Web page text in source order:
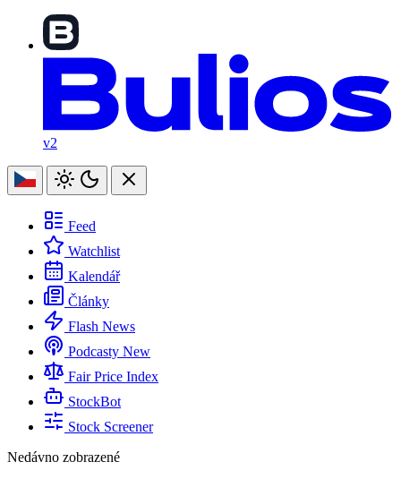
v2
Feed
Watchlist
Kalendář
Články
Flash News
Podcasty New
Fair Price Index
StockBot
Stock Screener
Nedávno zobrazené